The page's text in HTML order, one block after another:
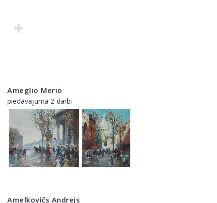
Ameglio Merio
piedāvājumā 2 darbi
Ameļkovičs Andrejs